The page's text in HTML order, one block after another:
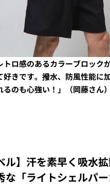
トロ感のあるカラーブロック
好きです。撥水、防風性能に
るのも心強い！」（岡藤さん）
ル】汗を素早く吸水
な「ライトシェルパー